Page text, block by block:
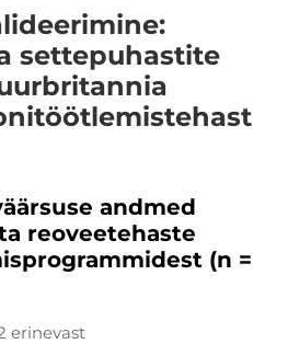
settepuhastite
andmed
reoveetehaste
(n =
erinevast